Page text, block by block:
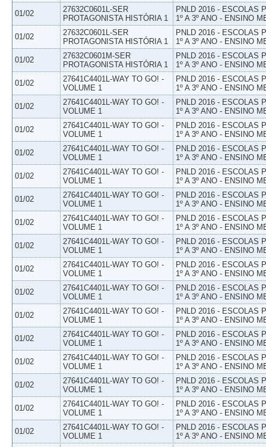
01/02
27632C0601L-SER
PROTAGONISTA HISTÓRIA 1
PNLD 2016 - ESCOLAS
1º A 3º ANO - ENSINO
01/02
27632C0601L-SER
PROTAGONISTA HISTÓRIA 1
PNLD 2016 - ESCOLAS
1º A 3º ANO - ENSINO
01/02
27632C0601M-SER
PROTAGONISTA HISTÓRIA 1
PNLD 2016 - ESCOLAS
1º A 3º ANO - ENSINO
01/02
27641C4401L-WAY TO GO! -
VOLUME 1
PNLD 2016 - ESCOLAS
1º A 3º ANO - ENSINO
01/02
27641C4401L-WAY TO GO! -
VOLUME 1
PNLD 2016 - ESCOLAS
1º A 3º ANO - ENSINO
01/02
27641C4401L-WAY TO GO! -
VOLUME 1
PNLD 2016 - ESCOLAS
1º A 3º ANO - ENSINO
01/02
27641C4401L-WAY TO GO! -
VOLUME 1
PNLD 2016 - ESCOLAS
1º A 3º ANO - ENSINO
01/02
27641C4401L-WAY TO GO! -
VOLUME 1
PNLD 2016 - ESCOLAS
1º A 3º ANO - ENSINO
01/02
27641C4401L-WAY TO GO! -
VOLUME 1
PNLD 2016 - ESCOLAS
1º A 3º ANO - ENSINO
01/02
27641C4401L-WAY TO GO! -
VOLUME 1
PNLD 2016 - ESCOLAS
1º A 3º ANO - ENSINO
01/02
27641C4401L-WAY TO GO! -
VOLUME 1
PNLD 2016 - ESCOLAS
1º A 3º ANO - ENSINO
01/02
27641C4401L-WAY TO GO! -
VOLUME 1
PNLD 2016 - ESCOLAS
1º A 3º ANO - ENSINO
01/02
27641C4401L-WAY TO GO! -
VOLUME 1
PNLD 2016 - ESCOLAS
1º A 3º ANO - ENSINO
01/02
27641C4401L-WAY TO GO! -
VOLUME 1
PNLD 2016 - ESCOLAS
1º A 3º ANO - ENSINO
01/02
27641C4401L-WAY TO GO! -
VOLUME 1
PNLD 2016 - ESCOLAS
1º A 3º ANO - ENSINO
01/02
27641C4401L-WAY TO GO! -
VOLUME 1
PNLD 2016 - ESCOLAS
1º A 3º ANO - ENSINO
01/02
27641C4401L-WAY TO GO! -
VOLUME 1
PNLD 2016 - ESCOLAS
1º A 3º ANO - ENSINO
01/02
27641C4401L-WAY TO GO! -
VOLUME 1
PNLD 2016 - ESCOLAS
1º A 3º ANO - ENSINO
01/02
27641C4401L-WAY TO GO! -
VOLUME 1
PNLD 2016 - ESCOLAS
1º A 3º ANO - ENSINO